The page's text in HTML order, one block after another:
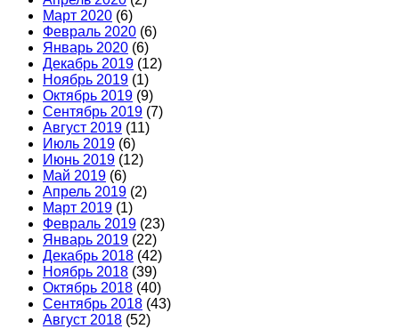
Март 2020 (6)
Февраль 2020 (6)
Январь 2020 (6)
Декабрь 2019 (12)
Ноябрь 2019 (1)
Октябрь 2019 (9)
Сентябрь 2019 (7)
Август 2019 (11)
Июль 2019 (6)
Июнь 2019 (12)
Май 2019 (6)
Апрель 2019 (2)
Март 2019 (1)
Февраль 2019 (23)
Январь 2019 (22)
Декабрь 2018 (42)
Ноябрь 2018 (39)
Октябрь 2018 (40)
Сентябрь 2018 (43)
Август 2018 (52)